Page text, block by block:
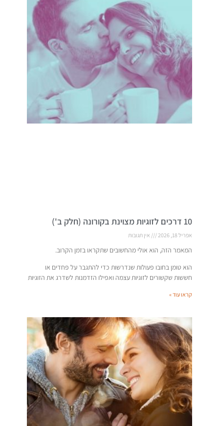
10 דרכים לזוגיות מצוינת בקורונה (חלק ב')
אפריל 18, 2026 אין תגובות
המאמר הזה, הוא אולי מהחשובים שתקראו בזמן הקרוב.
הוא טומן בחובו פעולות שנדרשות כדי להתגבר על פחדים או
חששות שקשורים לזוגיות עצמה ואפילו הזדמנות לשדרג את הזוגיות
קראו עוד »